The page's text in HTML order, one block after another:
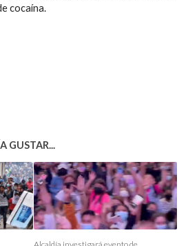
cocaína.
GUSTAR...